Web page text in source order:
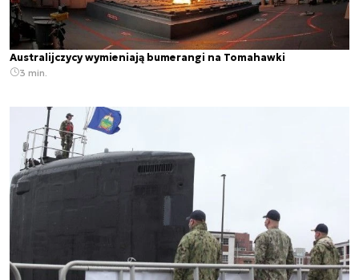
Australijczycy wymieniają bumerangi na Tomahawki
3 min.